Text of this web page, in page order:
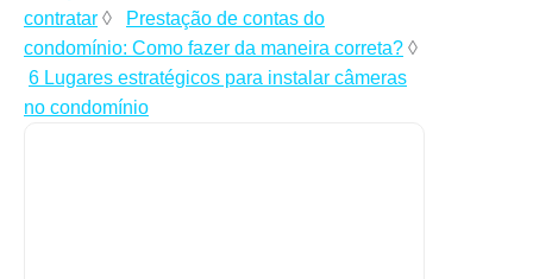
contratar ◊
Prestação de contas do
condomínio: Como fazer da maneira correta? ◊
6 Lugares estratégicos para instalar câmeras
no condomínio